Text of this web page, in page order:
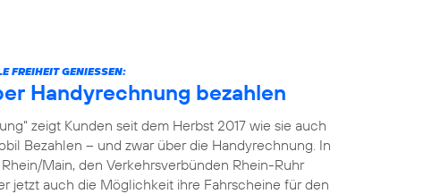
FREIHEIT GENIESSEN:
Handyrechnung bezahlen
zeigt Kunden seit dem Herbst 2017 wie sie auch
Bezahlen – und zwar über die Handyrechnung. In
Main, den Verkehrsverbünden Rhein-Ruhr
jetzt auch die Möglichkeit ihre Fahrscheine für den